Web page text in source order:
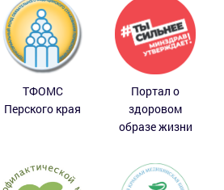
ТФОМС
Перского края
Портал о
здоровом
образе жизни